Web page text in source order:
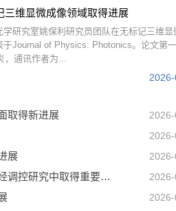
三维显微成像领域取得进展
研究室姚保利研究员团队在无标记三维显
Journal of Physics: Photonics。论文第
，通讯作者为...
取得新进展
展
中国科学院西安光机所在上转换发光材料介导的光遗传神经调控研究中取得重要进展